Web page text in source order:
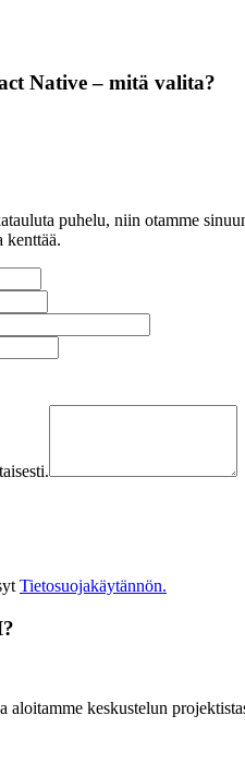
Native – mitä valita?
puhelu, niin otamme
kenttää.
Tietosuojakäytännön.
aloitamme keskustelun